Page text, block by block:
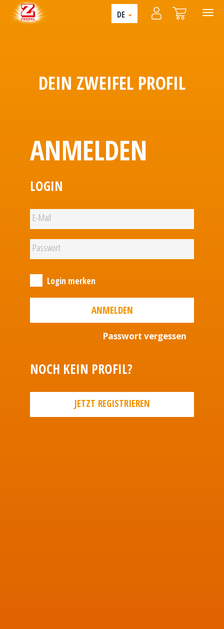
DE
DEIN ZWEIFEL PROFIL
ANMELDEN
LOGIN
Login merken
ANMELDEN
Passwort vergessen
NOCH KEIN PROFIL?
JETZT REGISTRIEREN